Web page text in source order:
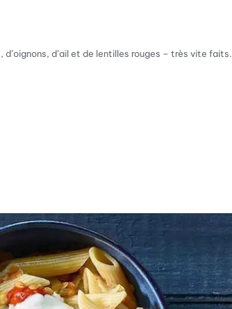
d’ail et de lentilles rouges – très vite faits.